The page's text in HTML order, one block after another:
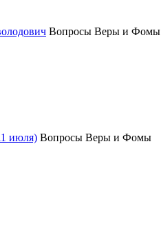
Вопросы Веры и Фомы
июля) Вопросы Веры и Фомы